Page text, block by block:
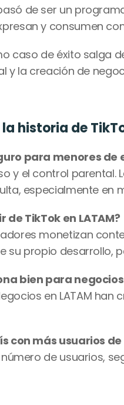
de ser un
y consumen
caso de éxito salga
y la creación de
la historia de
para menores de
y el control
especialmente en
de TikTok en LATAM?
monetizan
su propio desarrollo,
bien para
en LATAM
con más usuarios de
de usuarios,